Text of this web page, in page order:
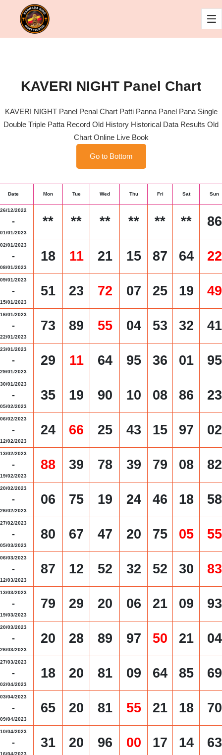
KAVERI NIGHT Panel Chart
KAVERI NIGHT Panel Penal Chart Patti Panna Panel Pana Single
Double Triple Patta Record Old History Historical Data Results Old
Chart Online Live Book
Go to Bottom
Date Mon Tue Wed Thu Fri Sat Sun
26/12/2022
-
01/01/2023
** ** ** ** ** ** 86
02/01/2023
-
08/01/2023
18 11 21 15 87 64 22
09/01/2023
-
15/01/2023
51 23 72 07 25 19 49
16/01/2023
-
22/01/2023
73 89 55 04 53 32 41
23/01/2023
-
29/01/2023
29 11 64 95 36 01 95
30/01/2023
-
05/02/2023
35 19 90 10 08 86 23
06/02/2023
-
12/02/2023
24 66 25 43 15 97 02
13/02/2023
-
19/02/2023
88 39 78 39 79 08 82
20/02/2023
-
26/02/2023
06 75 19 24 46 18 58
27/02/2023
-
05/03/2023
80 67 47 20 75 05 55
06/03/2023
-
12/03/2023
87 12 52 32 52 30 83
13/03/2023
-
19/03/2023
79 29 20 06 21 09 93
20/03/2023
-
26/03/2023
20 28 89 97 50 21 04
27/03/2023
-
02/04/2023
18 20 81 09 64 85 69
03/04/2023
-
09/04/2023
65 20 81 55 21 18 70
10/04/2023
-
16/04/2023
31 20 96 00 17 14 63